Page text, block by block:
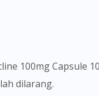
100mg
dilarang.